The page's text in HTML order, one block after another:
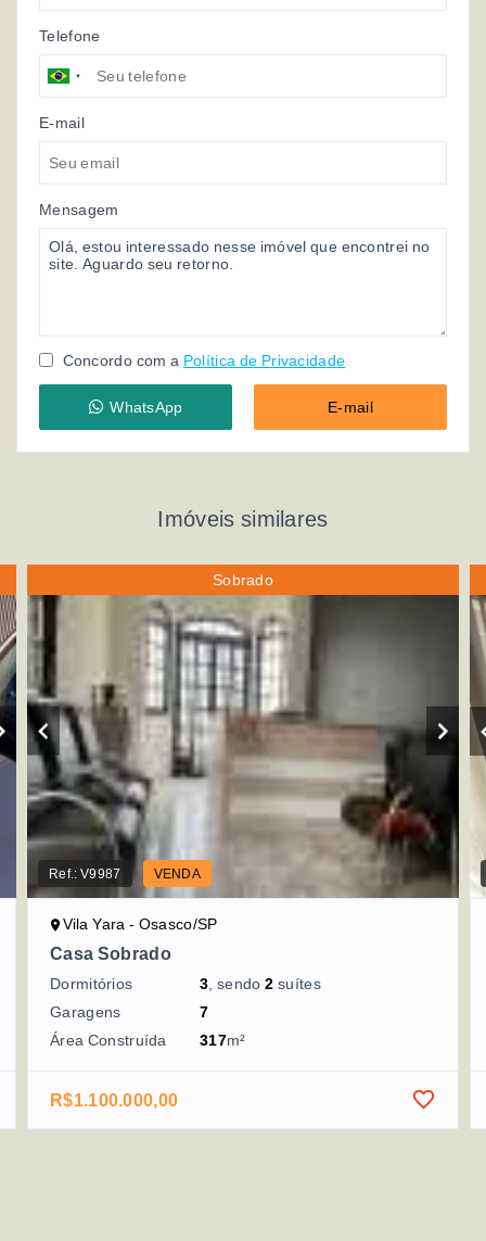
Telefone
E-mail
Mensagem
Concordo com a Política de Privacidade
WhatsApp E-mail
Imóveis similares
Sobrado
Ref.:V9987 VENDA
Vila Yara - Osasco/SP
Casa Sobrado
Dormitórios 3, sendo2 suítes
Garagens
7
Área Construída
317m²
R$1.100.000,00